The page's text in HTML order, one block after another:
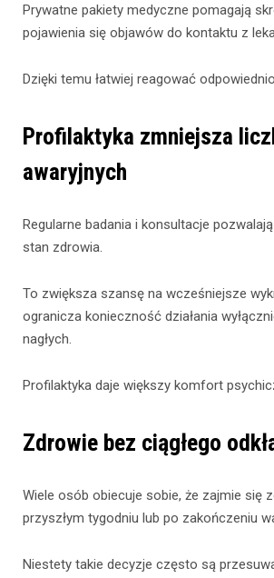
Prywatne pakiety medyczne pomagają
pojawienia się objawów do kontaktu z
Dzięki temu łatwiej reagować
Profilaktyka zmniejsza
awaryjnych
Regularne badania i konsultacje
stan zdrowia.
To zwiększa szansę na wcześniejsze
ogranicza konieczność działania
nagłych.
Profilaktyka daje większy komfort
Zdrowie bez ciągłego
Wiele osób obiecuje sobie, że zajmie się
przyszłym tygodniu lub po zakończeniu
Niestety takie decyzje często są